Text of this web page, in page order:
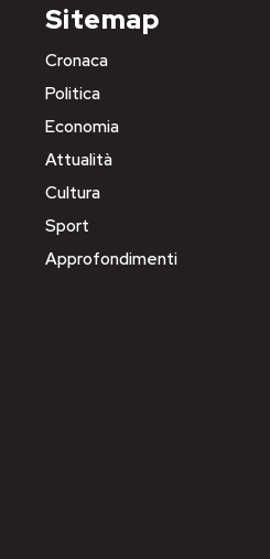
Sitemap
Cronaca
Politica
Economia
Attualità
Cultura
Sport
Approfondimenti